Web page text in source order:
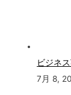
ビジネ
7月 8,